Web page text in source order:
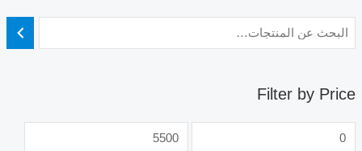
Filter by Price